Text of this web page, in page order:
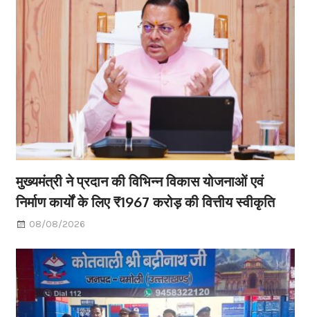
मुख्यमंत्री ने प्रदान की विभिन्न विकास योजनाओं एवं
निर्माण कार्यों के लिए ₹1967 करोड़ की वित्तीय स्वीकृति
08/08/2026